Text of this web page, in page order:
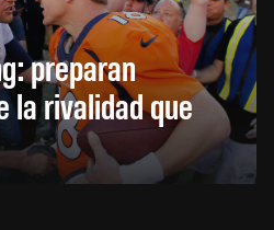
preparan
la rivalidad que